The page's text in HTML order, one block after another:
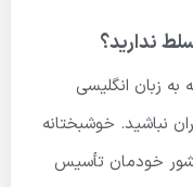
ندارید؟
زبان انگلیسی
نباشید. خوشبختانه
خودمان تأسیس